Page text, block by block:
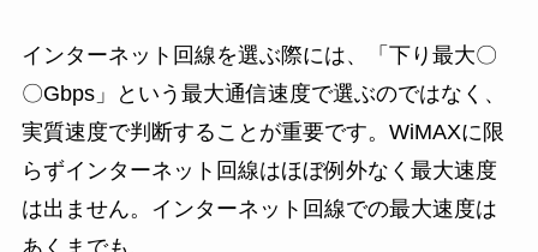
インターネット回線を選ぶ際には、「下り最大〇
〇Gbps」という最大通信速度で選ぶのではなく、
実質速度で判断することが重要です。WiMAXに限
らずインターネット回線はほぼ例外なく最大速度
は出ません。インターネット回線での最大速度は
あくまでも、